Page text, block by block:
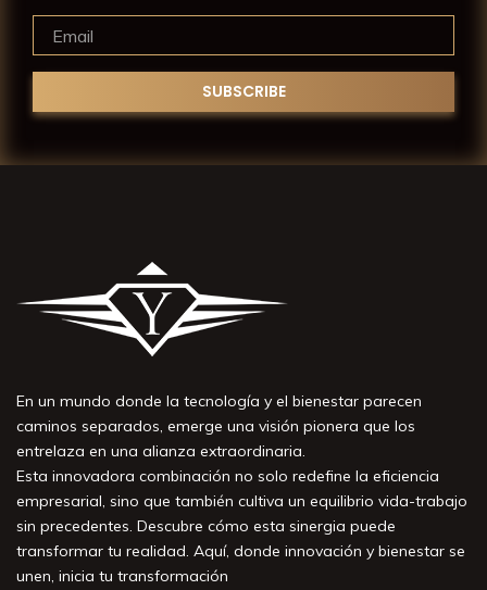
En un mundo donde la tecnología y el bienestar parecen
caminos separados, emerge una visión pionera que los
entrelaza en una alianza extraordinaria.
Esta innovadora combinación no solo redefine la eficiencia
empresarial, sino que también cultiva un equilibrio vida-trabajo
sin precedentes. Descubre cómo esta sinergia puede
transformar tu realidad. Aquí, donde innovación y bienestar se
unen, inicia tu transformación